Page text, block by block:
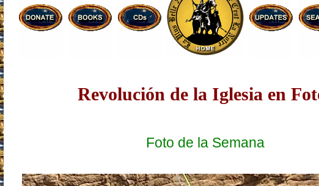
Revolución de la Iglesia en
Foto de la Semana